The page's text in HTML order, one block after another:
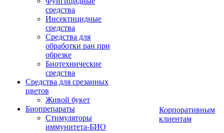
средства
Инсектицидные
средства
Средства для
обработки ран при
обрезке
Биотехнические
средства
Средства для срезанных
цветов
Живой букет
Биопрепараты
Стимуляторы
иммунитета-БИО
Корпоративным
клиентам